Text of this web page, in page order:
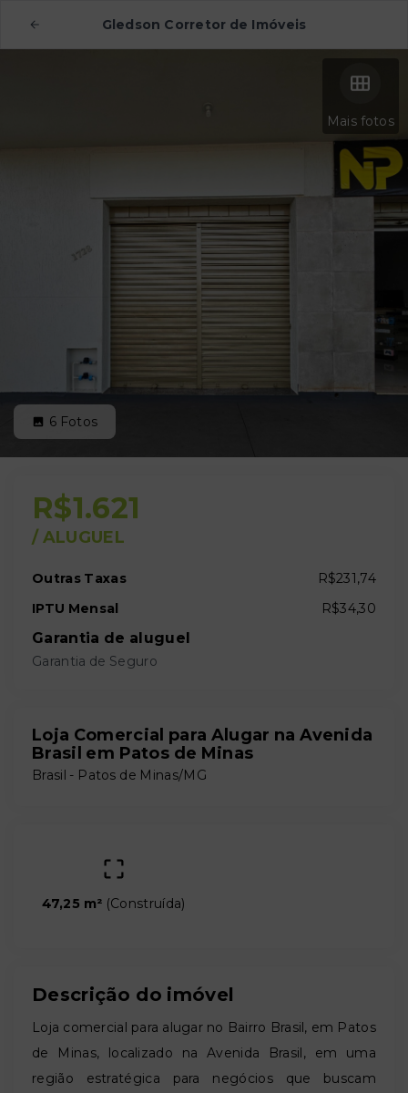
Gledson Corretor de Imóveis
Mais fotos
6 Fotos
R$1.621
/ ALUGUEL
Outras Taxas
R$231,74
IPTU Mensal
R$34,30
Garantia de aluguel
Garantia de Seguro
Loja Comercial para Alugar na Avenida
Brasil em Patos de Minas
Brasil - Patos de Minas/MG
47,25 m² (Construída)
Descrição do imóvel
Loja comercial para alugar no Bairro Brasil, em Patos
de Minas, localizado na Avenida Brasil, em uma
região estratégica para negócios que buscam